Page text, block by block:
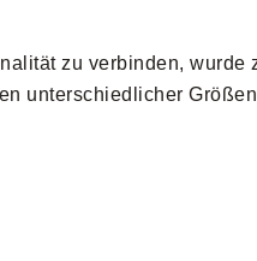
zu verbinden,
unterschiedlicher